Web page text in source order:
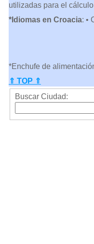
utilizadas para el
*Idiomas en Croacia: •
*Enchufe de
⇑ TOP ⇑
Buscar Ciudad: